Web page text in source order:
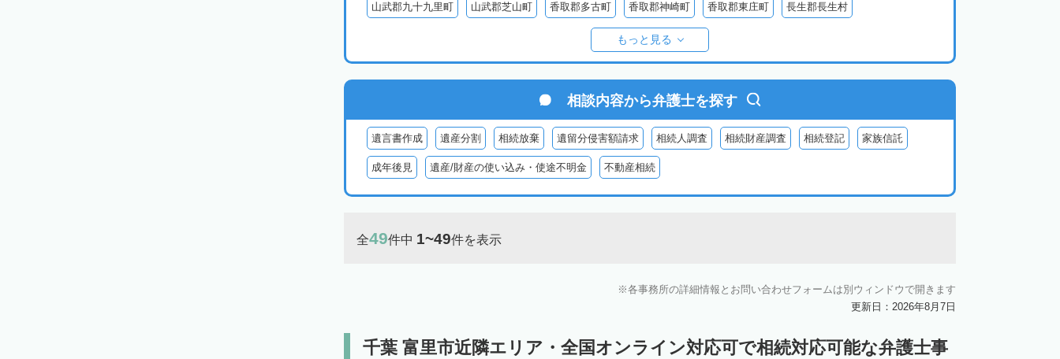
山武郡九十九里町 山武郡芝山町 香取郡多古町 香取郡神崎町 香取郡東庄町 長生郡長生村
長生郡睦沢町
安房郡鋸南町
もっと見る
相談内容から弁護士を探す
遺言書作成 遺産分割 相続放棄 遺留分侵害額請求 相続人調査 相続財産調査 相続登記 家族信託
成年後見 遺産/財産の使い込み・使途不明金 不動産相続
全49件中 1~49件を表示
各事務所の詳細情報とお問い合わせフォームは別ウィンドウで開きます
更新日：2026年8月7日
千葉 富里市近隣エリア・全国オンライン対応可で相続対応可能な弁護士事